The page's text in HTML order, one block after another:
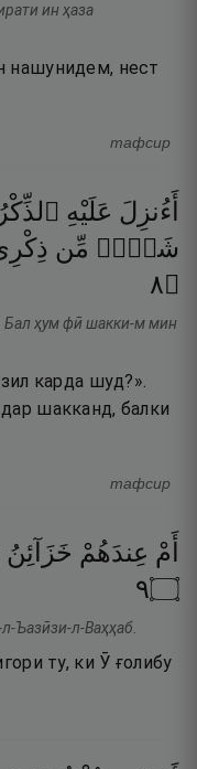
ин ҳаза
нашунидем, нест
тафсир
أَءُنزِلَ عَلَيْهِ ٱلذِّكْرُ
شَكٍّۢ مِّن
۝٨
Бал ҳум фӣ шакки-м мин
карда шуд?».
шакканд, балки
тафсир
أَمْ عِندَهُمْ خَزَآئِنُ
۝٩
Ъазӣзи-л-Ваҳҳаб.
ту, ки Ӯ ғолибу